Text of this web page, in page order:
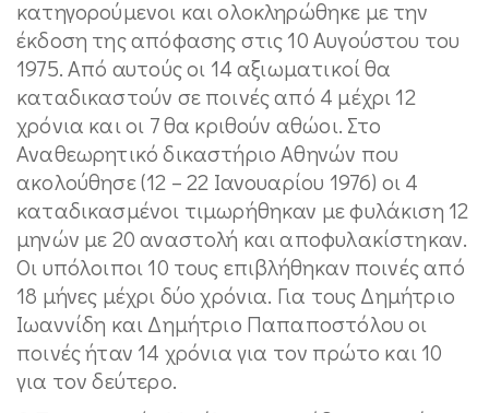
κατηγορούμενοι και ολοκληρώθηκε με την
έκδοση της απόφασης στις 10 Αυγούστου του
1975. Από αυτούς οι 14 αξιωματικοί θα
καταδικαστούν σε ποινές από 4 μέχρι 12
χρόνια και οι 7 θα κριθούν αθώοι. Στο
Αναθεωρητικό δικαστήριο Αθηνών που
ακολούθησε (12 – 22 Ιανουαρίου 1976) οι 4
καταδικασμένοι τιμωρήθηκαν με φυλάκιση 12
μηνών με 20 αναστολή και αποφυλακίστηκαν.
Οι υπόλοιποι 10 τους επιβλήθηκαν ποινές από
18 μήνες μέχρι δύο χρόνια. Για τους Δημήτριο
Ιωαννίδη και Δημήτριο Παπαποστόλου οι
ποινές ήταν 14 χρόνια για τον πρώτο και 10
για τον δεύτερο.